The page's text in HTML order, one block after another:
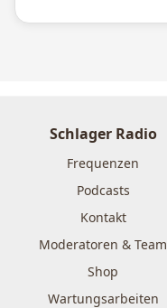
Schlager Radio
Frequenzen
Podcasts
Kontakt
Moderatoren & Team
Shop
Wartungsarbeiten